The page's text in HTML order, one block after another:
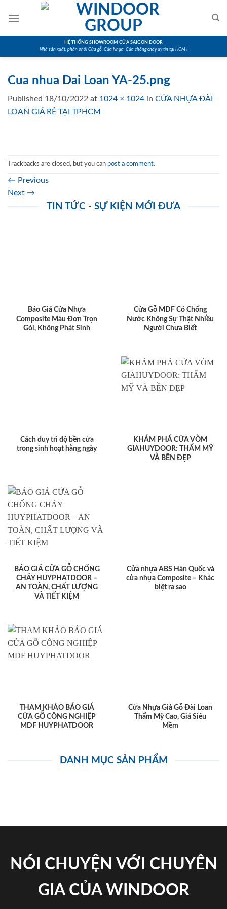
HỆ THỐNG SHOWROOM CỬA SAIGON DOOR
Nhà sản xuất, phân phối Cửa gỗ, Cửa Nhựa, Cửa chống cháy uy tín tại HCM !
Cua nhua Dai Loan YA-25.png
Published 18/10/2022 at 1024 × 1024 in CỬA NHỰA ĐÀI
LOAN GIÁ RẺ TẠI TPHCM
Trackbacks are closed, but you can post a comment.
← Previous
Next →
TIN TỨC - SỰ KIỆN MỚI ĐƯA
Báo Giá Cửa Nhựa
Composite Màu Đơn Trọn
Gói, Không Phát Sinh
Cửa Gỗ MDF Có Chống
Nước Không Sự Thật Nhiều
Người Chưa Biết
Cách duy trì độ bền cửa
trong sinh hoạt hằng ngày
KHÁM PHÁ CỬA VÒM
GIAHUYDOOR: THẨM MỸ
VÀ BỀN ĐẸP
BÁO GIÁ CỬA GỖ CHỐNG
CHÁY HUYPHATDOOR –
AN TOÀN, CHẤT LƯỢNG
VÀ TIẾT KIỆM
Cửa nhựa ABS Hàn Quốc và
cửa nhựa Composite – Khác
biệt ra sao
THAM KHẢO BÁO GIÁ
CỬA GỖ CÔNG NGHIỆP
MDF HUYPHATDOOR
Cửa Nhựa Giả Gỗ Đài Loan
Thẩm Mỹ Cao, Giá Siêu
Mềm
DANH MỤC SẢN PHẨM
NÓI CHUYỆN VỚI CHUYÊN
GIA CỦA WINDOOR